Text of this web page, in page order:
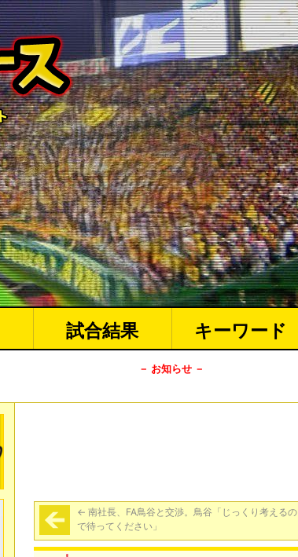
試合結果 キーワード
－ お知らせ －
← 南社長、FA鳥谷と交渉。鳥谷「じっくり考えるの
で待ってください」